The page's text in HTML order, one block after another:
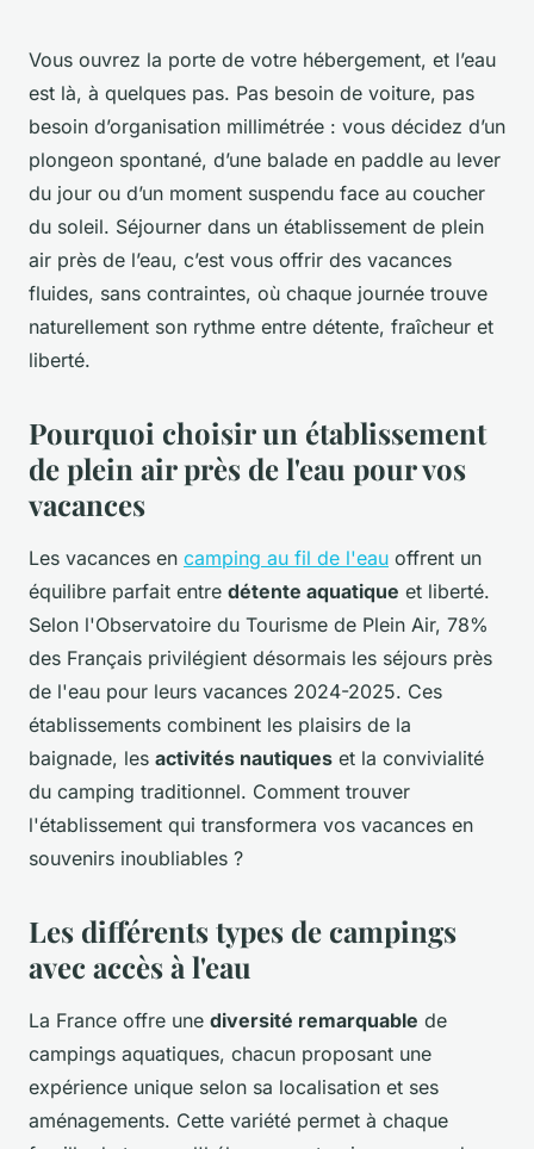
Vous ouvrez la porte de votre hébergement, et l’eau
est là, à quelques pas. Pas besoin de voiture, pas
besoin d’organisation millimétrée : vous décidez d’un
plongeon spontané, d’une balade en paddle au lever
du jour ou d’un moment suspendu face au coucher
du soleil. Séjourner dans un établissement de plein
air près de l’eau, c’est vous offrir des vacances
fluides, sans contraintes, où chaque journée trouve
naturellement son rythme entre détente, fraîcheur et
liberté.
Pourquoi choisir un établissement
de plein air près de l'eau pour vos
vacances
Les vacances en camping au fil de l'eau offrent un
équilibre parfait entre détente aquatique et liberté.
Selon l'Observatoire du Tourisme de Plein Air, 78%
des Français privilégient désormais les séjours près
de l'eau pour leurs vacances 2024-2025. Ces
établissements combinent les plaisirs de la
baignade, les activités nautiques et la convivialité
du camping traditionnel. Comment trouver
l'établissement qui transformera vos vacances en
souvenirs inoubliables ?
Les différents types de campings
avec accès à l'eau
La France offre une diversité remarquable de
campings aquatiques, chacun proposant une
expérience unique selon sa localisation et ses
aménagements. Cette variété permet à chaque